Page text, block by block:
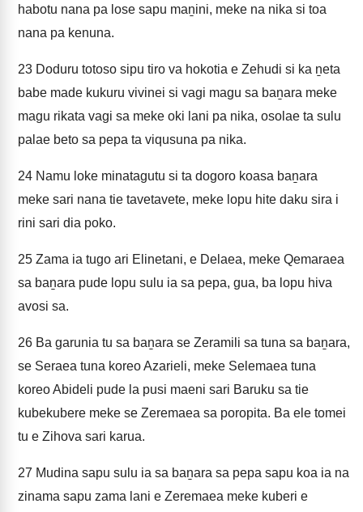
habotu nana pa lose sapu maṉini, meke na nika si toa
nana pa kenuna.
23 Doduru totoso sipu tiro va hokotia e Zehudi si ka ṉeta
babe made kukuru vivinei si vagi magu sa baṉara meke
magu rikata vagi sa meke oki lani pa nika, osolae ta sulu
palae beto sa pepa ta viqusuna pa nika.
24 Namu loke minatagutu si ta dogoro koasa baṉara
meke sari nana tie tavetavete, meke lopu hite daku sira i
rini sari dia poko.
25 Zama ia tugo ari Elinetani, e Delaea, meke Qemaraea
sa baṉara pude lopu sulu ia sa pepa, gua, ba lopu hiva
avosi sa.
26 Ba garunia tu sa baṉara se Zeramili sa tuna sa baṉara,
se Seraea tuna koreo Azarieli, meke Selemaea tuna
koreo Abideli pude la pusi maeni sari Baruku sa tie
kubekubere meke se Zeremaea sa poropita. Ba ele tomei
tu e Zihova sari karua.
27 Mudina sapu sulu ia sa baṉara sa pepa sapu koa ia na
zinama sapu zama lani e Zeremaea meke kuberi e